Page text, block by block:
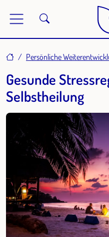
HomePersönliche
Gesunde
Selbstheilung